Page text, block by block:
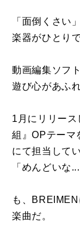
「面倒くさい
楽器がひとり
動画編集ソフ
遊び心があふ
1月にリリー
組』OPテーマ
にて担当して
「めんどいな...
も、
楽曲だ。